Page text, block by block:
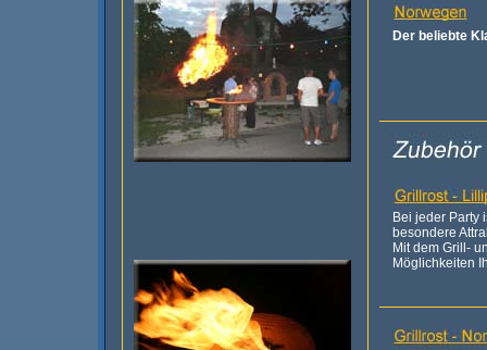
Der beliebte
Bei jeder Party
besondere
Mit dem Grill-
Möglichkeiten